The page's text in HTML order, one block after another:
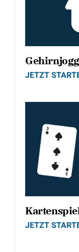
JETZT
JETZT